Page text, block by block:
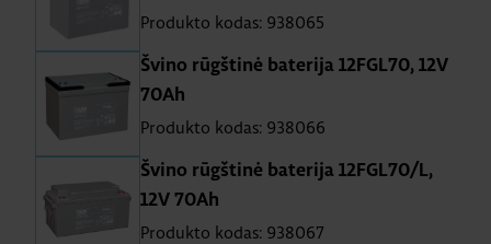
Produkto kodas: 938065
Švino rūgštinė baterija 12FGL70, 12V
70Ah
Produkto kodas: 938066
Švino rūgštinė baterija 12FGL70/L,
12V 70Ah
Produkto kodas: 938067